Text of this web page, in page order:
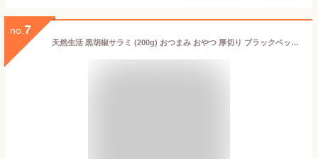
no. 7
天然生活 黒胡椒サラミ (200g) おつまみ おやつ 厚切り ブラックペッパー 国内製造 スパイシー